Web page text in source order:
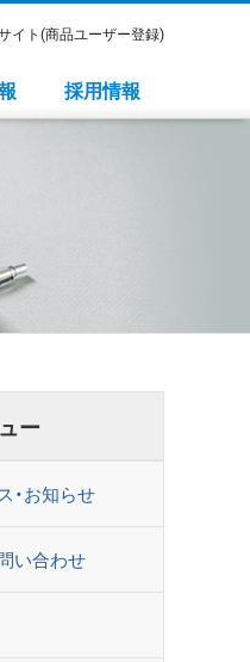
採用情報
イト(商品ユーザー登録)
ー
・お知らせ
い合わせ